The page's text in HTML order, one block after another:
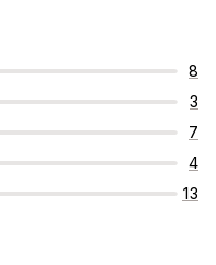
8
3
7
4
13